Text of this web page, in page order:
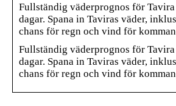
Fullständig väderprognos för
dagar. Spana in Taviras väder,
chans för regn och vind för
Fullständig väderprognos för
dagar. Spana in Taviras väder,
chans för regn och vind för